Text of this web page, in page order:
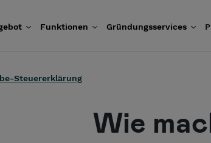
Funktionen Gründungsservices
Steuererklärung
Wie